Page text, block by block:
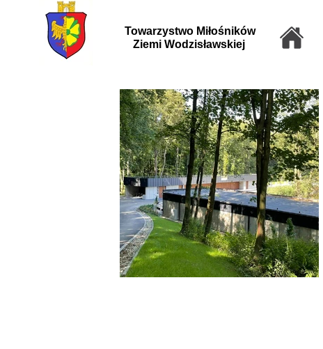
Towarzystwo Miłośników
Ziemi Wodzisławskiej